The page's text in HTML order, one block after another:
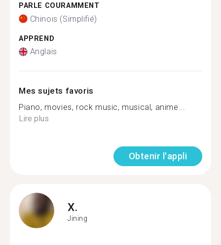
PARLE COURAMMENT
Chinois (Simplifié)
APPREND
Anglais
Mes sujets favoris
Piano, movies, rock music, musical, anime...
Lire plus
Obtenir l'appli
X.
Jining